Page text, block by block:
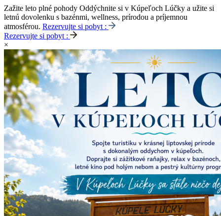
Zažite leto plné pohody Oddýchnite si v Kúpeľoch Lúčky a užite si
letnú dovolenku s bazénmi, wellness, prírodou a príjemnou
atmosférou. Rezervujte si pobyt :
Rezervujte si pobyt :
×